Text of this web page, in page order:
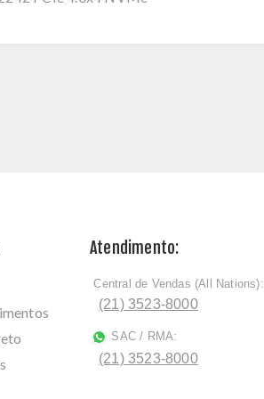
Atendimento:
ﾠCentral de Vendas (All Nations):
(21) 3523-8000
SAC / RMA:
(21) 3523-8000